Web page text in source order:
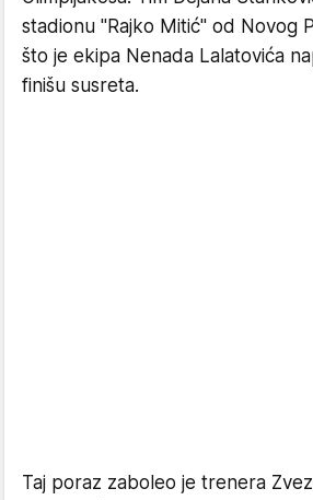
stadionu "Rajko Mitić" od Novog
što je ekipa Nenada Lalatovića
finišu susreta.
Taj poraz zaboleo je trenera